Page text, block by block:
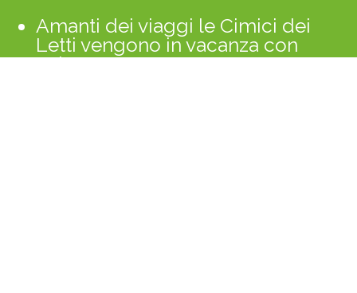
Amanti dei viaggi le Cimici dei
Letti vengono in vacanza con
voi